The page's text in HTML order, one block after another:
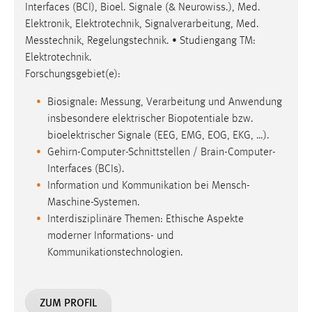
Interfaces (BCI), Bioel. Signale (& Neurowiss.), Med.
Elektronik, Elektrotechnik, Signalverarbeitung, Med.
Messtechnik, Regelungstechnik. • Studiengang TM:
Elektrotechnik.
Forschungsgebiet(e):
Biosignale: Messung, Verarbeitung und Anwendung
insbesondere elektrischer Biopotentiale bzw.
bioelektrischer Signale (EEG, EMG, EOG, EKG, …).
Gehirn-Computer-Schnittstellen / Brain-Computer-
Interfaces (BCIs).
Information und Kommunikation bei Mensch-
Maschine-Systemen.
Interdisziplinäre Themen: Ethische Aspekte
moderner Informations- und
Kommunikationstechnologien.
ZUM PROFIL